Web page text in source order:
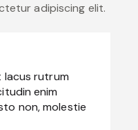
adipiscing elit.
lacus rutrum
enim
non, molestie